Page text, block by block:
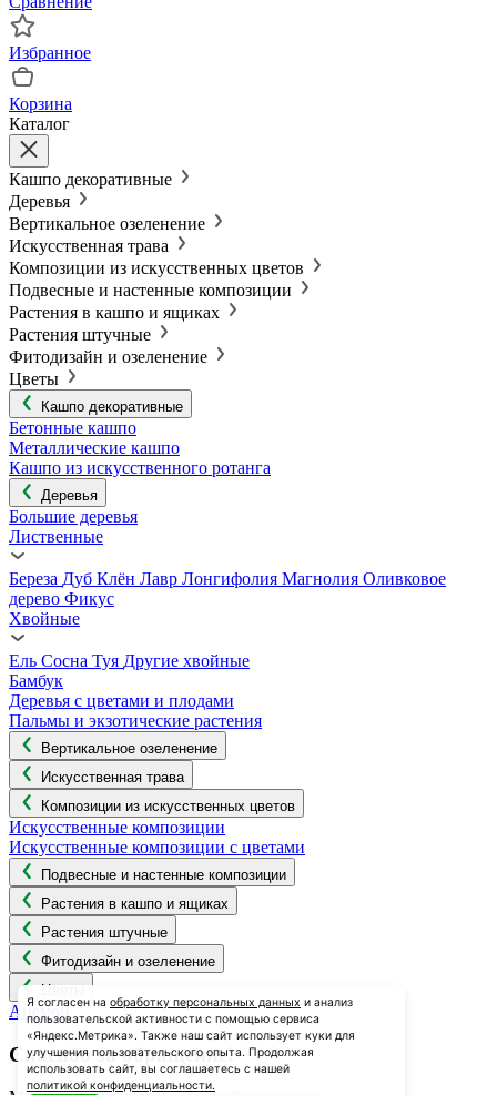
Избранное
Корзина
Каталог
Кашпо декоративные
Деревья
Вертикальное озеленение
Искусственная трава
Композиции из искусственных цветов
Подвесные и настенные композиции
Растения в кашпо и ящиках
Растения штучные
Фитодизайн и озеленение
Цветы
Кашпо декоративные
Бетонные кашпо
Металлические кашпо
Кашпо из искусственного ротанга
Деревья
Большие деревья
Лиственные
Береза Дуб Клён Лавр Лонгифолия Магнолия Оливковое
дерево Фикус
Хвойные
Ель Сосна Туя Другие хвойные
Бамбук
Деревья с цветами и плодами
Пальмы и экзотические растения
Вертикальное озеленение
Искусственная трава
Композиции из искусственных цветов
Искусственные композиции
Искусственные композиции с цветами
Подвесные и настенные композиции
Растения в кашпо и ящиках
Растения штучные
Фитодизайн и озеленение
Цветы
Анемон
Спасибо за обращение!
Я согласен на обработку персональных данных и анализ
пользовательской активности с помощью сервиса
«Яндекс.Метрика». Также наш сайт использует куки для
улучшения пользовательского опыта. Продолжая
использовать сайт, вы соглашаетесь с нашей
политикой конфиденциальности.